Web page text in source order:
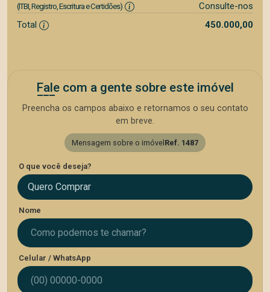
(ITBI, Registro, Escritura e Certidões)
Consulte-nos
Total
450.000,00
Fale com a gente sobre este imóvel
Preencha os campos abaixo e retornamos o seu contato
em breve.
Mensagem sobre o imóvel Ref. 1487
O que você deseja?
Quero Comprar
Nome
Celular / WhatsApp